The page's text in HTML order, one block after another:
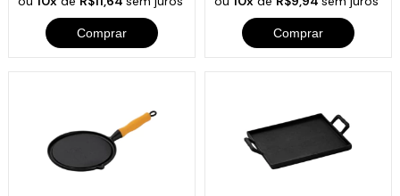
Comprar Comprar